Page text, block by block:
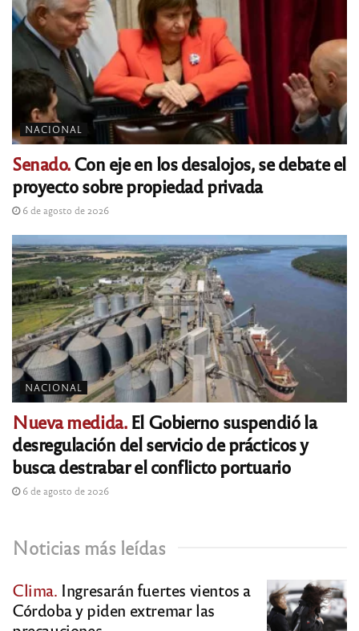
NACIONAL
Senado.Con eje en los desalojos, se debate el
proyecto sobre propiedad privada
6 de agosto de 2026
NACIONAL
Nueva medida.El Gobierno suspendió la
desregulación del servicio de prácticos y
busca destrabar el conflicto portuario
6 de agosto de 2026
Noticias más leídas
Clima. Ingresarán fuertes vientos a
Córdoba y piden extremar las